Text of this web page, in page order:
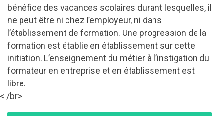
bénéfice des vacances scolaires durant lesquelles, il
ne peut être ni chez l’employeur, ni dans
l’établissement de formation. Une progression de la
formation est établie en établissement sur cette
initiation. L’enseignement du métier à l’instigation du
formateur en entreprise et en établissement est
libre.
< /br>